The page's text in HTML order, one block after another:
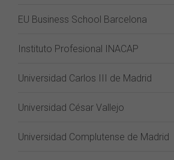
EU Business School Barcelona
Instituto Profesional INACAP
Universidad Carlos III de Madrid
Universidad César Vallejo
Universidad Complutense de Madrid